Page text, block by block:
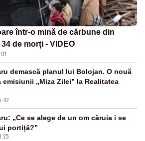
într-o mină de cărbune din
de morți - VIDEO
demască planul lui Bolojan. O nouă
„Miza Zilei” la Realitatea
„Ce se alege de un om căruia i se
portiță?”